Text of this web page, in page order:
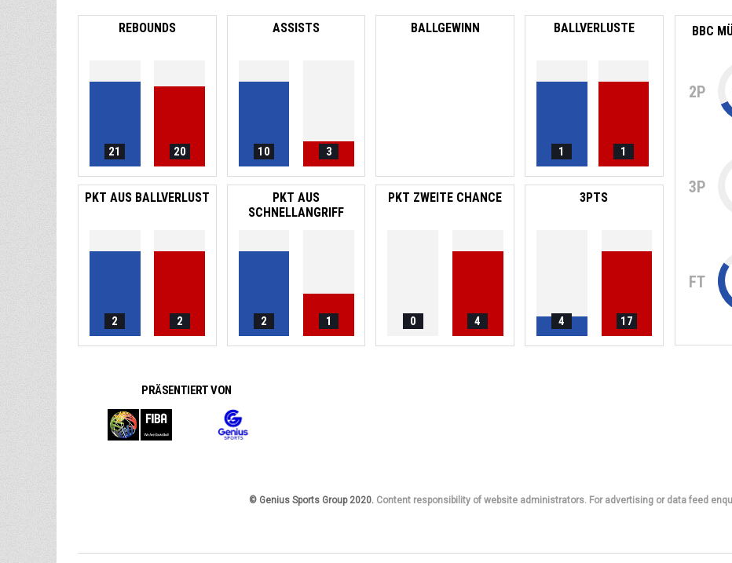
REBOUNDS
21 20
ASSISTS
10 3
BALLGEWINN BALLVERLUSTE
1 1
PKT AUS BALLVERLUST
2 2
PKT AUS
SCHNELLANGRIFF
2 1
PKT ZWEITE CHANCE
0 4
3PTS
4 17
BBC
2P
3P
FT
PRÄSENTIERT VON
© Genius Sports Group 2020. Content responsibility of website administrators. For advertising or data feed